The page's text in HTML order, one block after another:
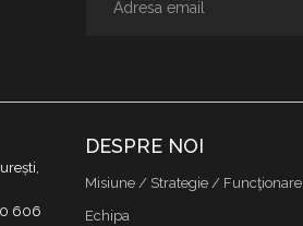
606
DESPRE NOI
Misiune / Strategie / Funcţionare
Echipa